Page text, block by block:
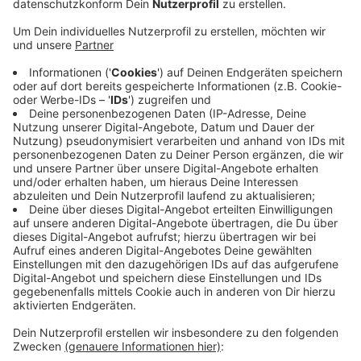
Anzeige
Ein letztes Mal können heute noch Vorschläge
eingereicht werden, wie das neue Kombibad in Wesel
heißen soll.Das geht ganz einfach online. Die Idee
„Belugabad“ - nach dem historischen Besuch eines
Wals - war nicht überall auf Gegenliebe gestoßen.
Deshalb hatte die Stadt zur Bürgerbeteiligung
aufgerufen. Die Vorschläge sollen nach der Umfrage
online gestellt und nach der Sommerpause dem Rat
vorgelegt werden. Wer noch Inspiration braucht: Hier
gibt´s den Link zu einem Videomit dem animierten
Entwurf des Kombibads.